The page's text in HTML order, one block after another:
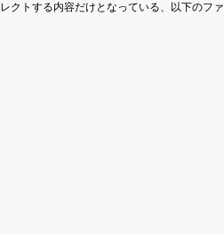
クトする内容だけとなっている、以下のファ